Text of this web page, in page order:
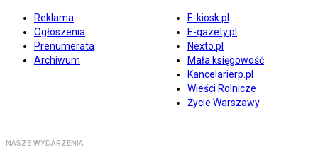
Reklama
Ogłoszenia
Prenumerata
Archiwum
E-kiosk.pl
E-gazety.pl
Nexto.pl
Mała księgowość
Kancelarierp.pl
Wieści Rolnicze
Życie Warszawy
NASZE WYDARZENIA